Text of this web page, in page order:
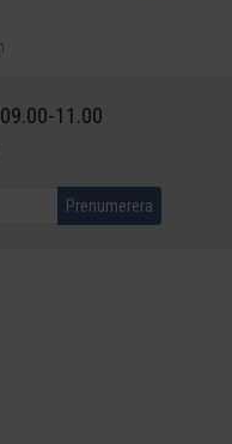
11.00
Prenumerera